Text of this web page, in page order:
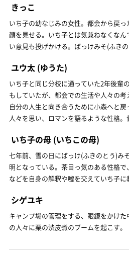
きっこ
いち子の幼なじみの女性。都会から戻
顔を見せる。いち子とは気兼ねなくな
い意見も投げかける。ばっけみそ(ふきの
ユウ太 (ゆうた)
いち子と同じ分校に通っていた2年後輩
もしていたが、都会での生活や人々の
自分の人生と向き合うために小森へと
人々を思い、ロマンを語るような性格。
いち子の母 (いちこの母)
七年前、雪の日にばっけ(ふきのとう)み
明となっている。茶目っ気のある性格
などを自身の解釈や嘘を交えていち子に
シゲユキ
キャンプ場の管理をする、眼鏡をかけ
の人々に栗の渋皮煮のブームを起こす。